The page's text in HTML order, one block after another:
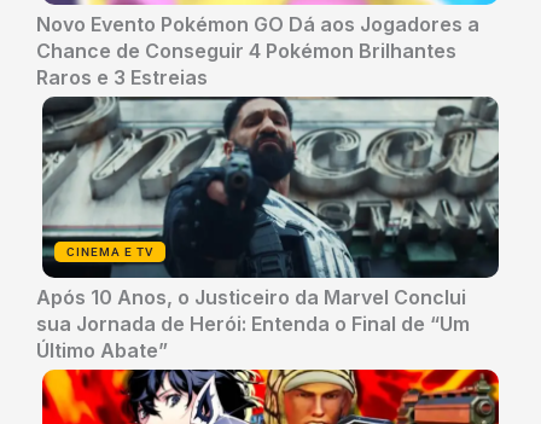
Novo Evento Pokémon GO Dá aos Jogadores a
Chance de Conseguir 4 Pokémon Brilhantes
Raros e 3 Estreias
CINEMA E TV
Após 10 Anos, o Justiceiro da Marvel Conclui
sua Jornada de Herói: Entenda o Final de “Um
Último Abate”